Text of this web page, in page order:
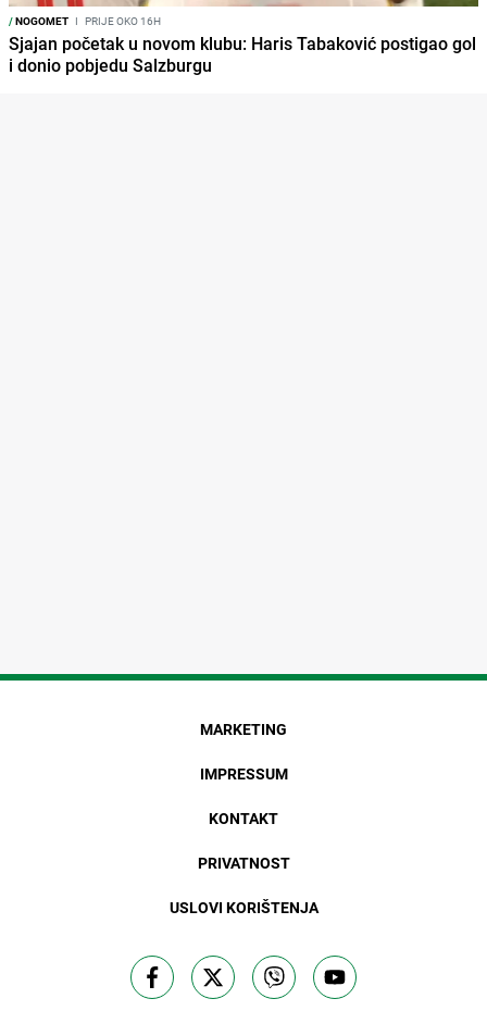
/NOGOMET I PRIJE OKO 16H
Sjajan početak u novom klubu: Haris Tabaković postigao gol
i donio pobjedu Salzburgu
MARKETING
IMPRESSUM
KONTAKT
PRIVATNOST
USLOVI KORIŠTENJA